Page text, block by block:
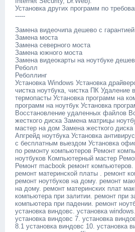
Установка других программ по
-----
Замена видеочипа дешево с гарантией
Замена моста
Замена северного моста
Замена южного моста
Замена видеокарты на ноутбуке
Реболл
Реболлинг
Установка Windоws Установка
чистка ноутбука, чистка ПК Удаление
термопасты Установка программ на
программ на ноутбук Установка
Восстановление удаленных файлов
жесткого диска Замена матрицы
мастер на дом Замена жесткого
Апгрейд ноутбука Установка
с бесплатным выездом Установка
по ремонту компьютеров Ремонт
ноутбуков Компьютерный мастер
Ремонт mасbооk ремонт компьютеров.
ремонт материнской платы . ремонт
ремонт ноутбуков на дому. ремонт
на дому. ремонт материнских плат
компьютера при залитии. ремонт при
компьютера при падении. ремонт
установка виндовс. установка
установка виндовс 7. установка
8.1 установка виндовс 10. установка